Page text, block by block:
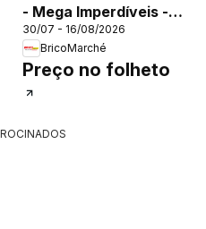
- Mega Imperdíveis -
Viseu
30/07 - 16/08/2026
BricoMarché
Preço no folheto